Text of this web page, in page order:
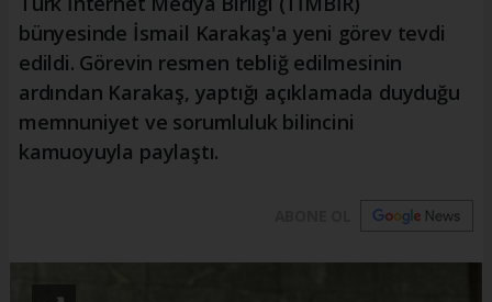
bünyesinde İsmail Karakaş'a yeni görev tevdi
edildi. Görevin resmen tebliğ edilmesinin
ardından Karakaş, yaptığı açıklamada duyduğu
memnuniyet ve sorumluluk bilincini
kamuoyuyla paylaştı.